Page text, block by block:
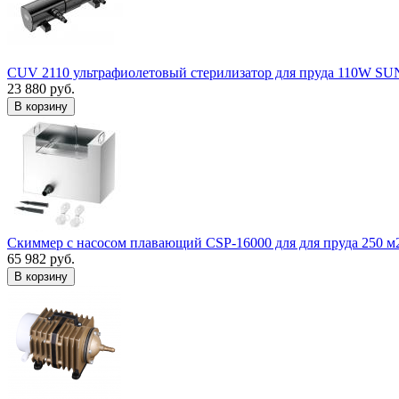
CUV 2110 ультрафиолетовый стерилизатор для пруда 110W
23 880 руб.
В корзину
Скиммер с насосом плавающий CSP-16000 для для пруда 250
65 982 руб.
В корзину